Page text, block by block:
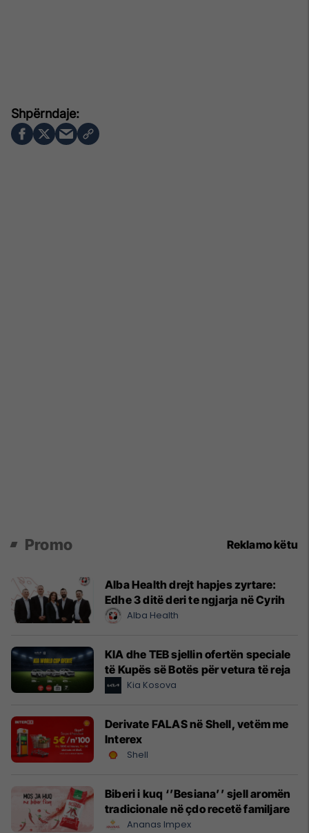
Promo Reklamo këtu
Alba Health drejt hapjes zyrtare:
Edhe 3 ditë deri te ngjarja në Cyrih
Alba Health
KIA dhe TEB sjellin ofertën speciale
të Kupës së Botës për vetura të reja
Kia Kosova
Derivate FALAS në Shell, vetëm me
Interex
Shell
Biberi i kuq ‘’Besiana’’ sjell aromën
tradicionale në çdo recetë familjare
Ananas Impex